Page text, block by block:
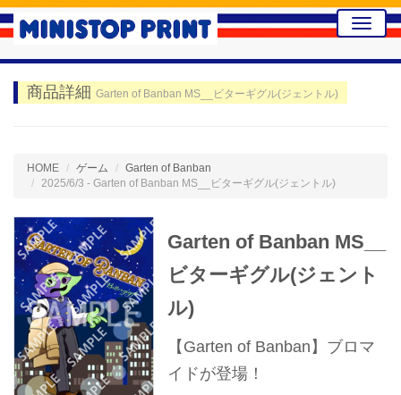
Toggle
商品詳細 Garten of Banban MS__ビターギグル(ジェントル)
HOME ゲーム
Garten of Banban
2025/6/3 - Garten of Banban MS__ビターギグル(ジェントル)
Garten of Banban MS__
ビターギグル(ジェント
ル)
【Garten of Banban】ブロマ
イドが登場！